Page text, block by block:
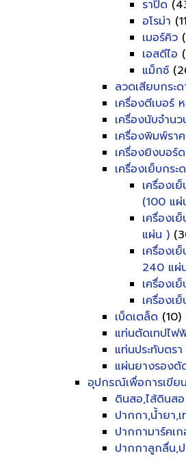
ราปิด
อโรม่า
เมอร์คิว
เอสดีไอ
แม็กซ์
ลวดเสียบกระ
เครื่องตีเบอร์
เครื่องนับจำนว
เครื่องพิมพ์รา
เครื่องยิงบอร์ด
เครื่องเย็บกระ
เครื่องเ
(100 แ
เครื่องเ
แผ่น )
เครื่องเ
240 แผ่
เครื่องเ
เครื่องเ
เบ็ดเตล็ด (10)
แท่นตัดเทปไฟ
แท่นประทับตร
แผ่นยางรองตั
อุปกรณ์เพื่อการเขีย
ดินสอ,ไส้ดินสอ
ปากกา,น้ำยา,
ปากกามาร์คเ
ปากกาลูกลื่น,